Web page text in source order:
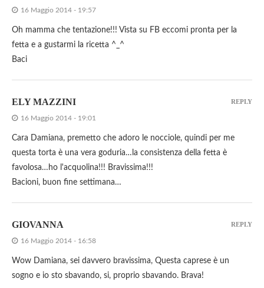
16 Maggio 2014 - 19:57
Oh mamma che tentazione!!! Vista su FB eccomi pronta per la
fetta e a gustarmi la ricetta ^_^
Baci
ELY MAZZINI
16 Maggio 2014 - 19:01
Cara Damiana, premetto che adoro le nocciole, quindi per me
questa torta è una vera goduria…la consistenza della fetta è
favolosa…ho l'acquolina!!! Bravissima!!!
Bacioni, buon fine settimana…
REPLY
GIOVANNA
16 Maggio 2014 - 16:58
Wow Damiana, sei davvero bravissima, Questa caprese è un
sogno e io sto sbavando, si, proprio sbavando. Brava!
REPLY